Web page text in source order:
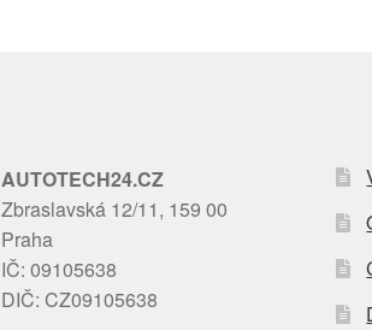
AUTOTECH24.CZ
Zbraslavská 12/11, 159 00
Praha
IČ: 09105638
DIČ: CZ09105638